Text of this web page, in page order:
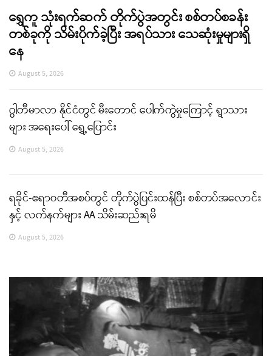
ရွှေကူ သုံးရက်ဆက် တိုက်ပွဲအတွင်း စစ်တပ်စခန်း
တစ်ခုကို သိမ်းပိုက်ခဲ့ပြီး အရပ်သား သေဆုံးမှုများရှိ
နေ
August 5, 2026
ဂွါတီမာလာ နိုင်ငံတွင် မီးတောင် ပေါက်ကွဲမှုကြောင့် ရွာသား
များ အရေးပေါ် ရွှေ့ပြောင်း
August 5, 2026
ရခိုင်-ဧရာဝတီအစပ်တွင် တိုက်ပွဲပြင်းထန်ပြီး စစ်တပ်အလောင်း
နှင့် လက်နက်များ AA သိမ်းဆည်းရမိ
August 5, 2026